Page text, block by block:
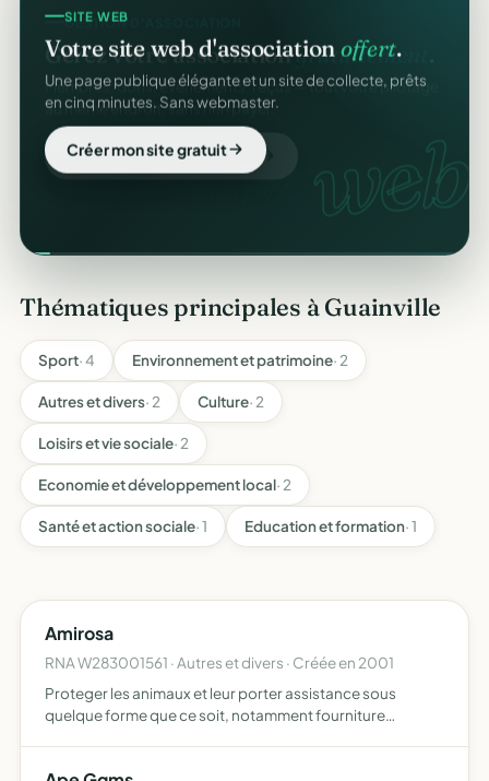
web.
SITE WEB
Votre site web d'association offert.
Une page publique élégante et un site de collecte, prêts
en cinq minutes. Sans webmaster.
Créer mon site gratuit
Thématiques principales à Guainville
Sport· 4 Environnement et patrimoine· 2
Autres et divers· 2 Culture· 2
Loisirs et vie sociale· 2
Economie et développement local· 2
Santé et action sociale· 1 Education et formation· 1
Amirosa
RNA W283001561 · Autres et divers · Créée en 2001
Proteger les animaux et leur porter assistance sous
quelque forme que ce soit, notamment fourniture